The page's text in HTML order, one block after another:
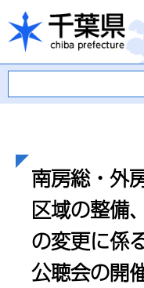
千
南房総・外
区域の整備
の変更に係
公聴会の開